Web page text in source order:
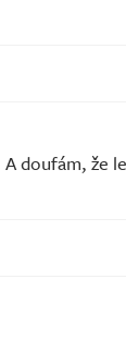
doufám, že